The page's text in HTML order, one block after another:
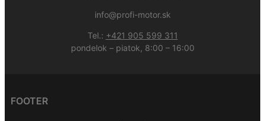
info@profi-motor.sk
Tel.: +421 905 599 311
pondelok – piatok, 8:00 – 16:00
FOOTER